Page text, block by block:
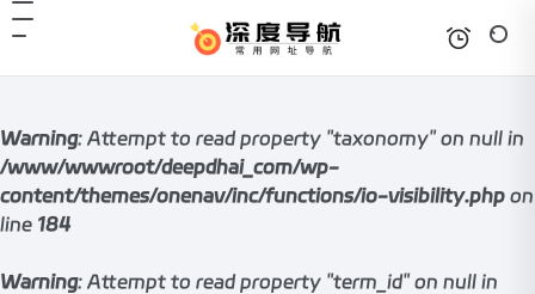
Warning: Attempt to read property "taxonomy" on null in
/www/wwwroot/deepdhai_com/wp-
content/themes/onenav/inc/functions/io-visibility.php on
line 184
Warning: Attempt to read property "term_id" on null in